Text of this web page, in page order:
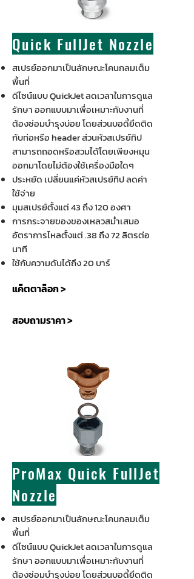
Quick FullJet Nozzle
สเปรย์ออกมาเป็นลักษณะโคนกลมเต็ม
พื้นที่
ดีไซน์แบบ QuickJet ลดเวลาในการดูแล
รักษา ออกแบบมาเพื่อเหมาะกับงานที่
ต้องซ่อมบำรุงบ่อย โดยส่วนบอดี้ยึดติด
กับท่อหรือ header ส่วนหัวสเปรย์ทิป
สามารถถอดหรือสวมได้โดยเพียงหมุน
ออกมาโดยไม่ต้องใช้เครื่องมือใดๆ
ประหยัด เปลี่ยนแค่หัวสเปรย์ทิป ลดค่า
ใช้จ่าย
มุมสเปรย์ตั้งแต่ 43 ถึง 120 องศา
การกระจายของของเหลวสม่ำเสมอ
อัตราการไหลตั้งแต่ .38 ถึง 72 ลิตรต่อ
นาที
ใช้กับความดันได้ถึง 20 บาร์
แค็ตตาล็อก >
สอบถามราคา >
ProMax Quick FullJet
Nozzle
สเปรย์ออกมาเป็นลักษณะโคนกลมเต็ม
พื้นที่
ดีไซน์แบบ QuickJet ลดเวลาในการดูแล
รักษา ออกแบบมาเพื่อเหมาะกับงานที่
ต้องซ่อมบำรุงบ่อย โดยส่วนบอดี้ยึดติด